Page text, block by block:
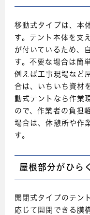
移動式タイプは、本
す。テント本体を支
が付いているため、
す。不要な場合は簡
例えば工事現場など
合は、いちいち資材
動式テントなら作業
ので、作業者の負担
場合は、休憩所や作
す。
屋根部分がひら
開閉式タイプのテン
応じて開閉できる膜